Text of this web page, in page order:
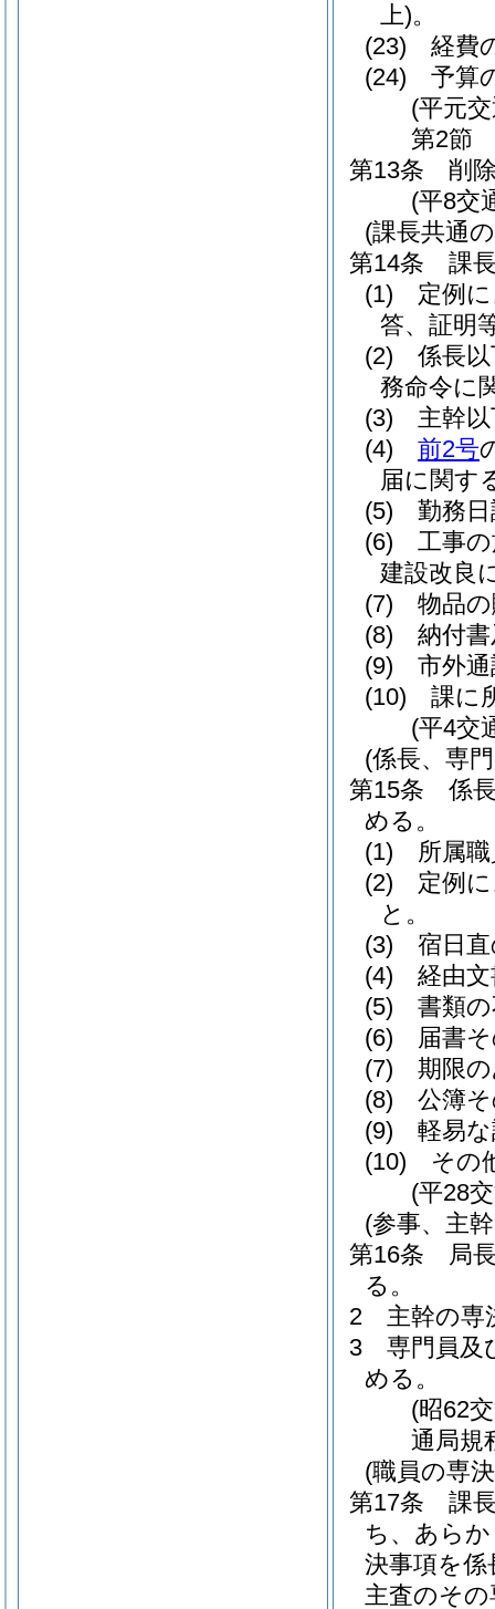
上)。
(23)
経費
(24)
予算
(平元
第2節
第13条
削
(平8交
(課長共通
第14条
課
(1)
定例
答、証明
(2)
係長
務命令に
(3)
主幹
(4)
前2号
届に関す
(5)
勤務
(6)
工事
建設改良
(7)
物品
(8)
納付
(9)
市外
(10)
課に
(平4交
(係長、専
第15条
係
める。
(1)
所属
(2)
定例
と。
(3)
宿日
(4)
経由
(5)
書類
(6)
届書
(7)
期限
(8)
公簿
(9)
軽易
(10)
その
(平28
(参事、主
第16条
局
る。
2
主幹の専
3
専門員及
める。
(昭62
通局規
(職員の専
第17条
課
ち、あら
決事項を係
主査のそ